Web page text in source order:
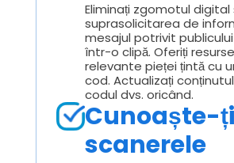
Eliminați zgomotul digital
suprasolicitarea de
mesajul potrivit
într-o clipă. Oferiți
relevante pieței țintă cu
cod. Actualizați
codul dvs. oricând.
Cunoaște-ți
scanerele